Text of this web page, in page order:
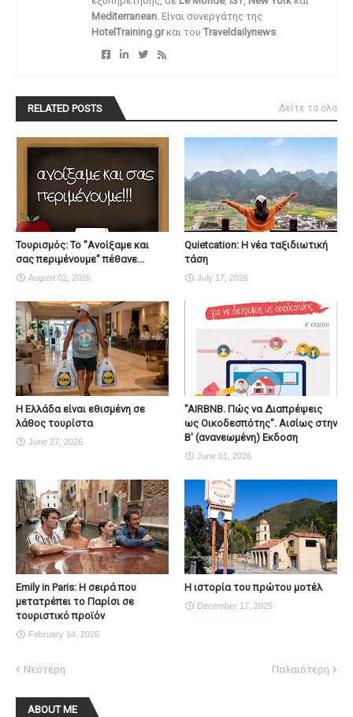
Mediterranean. Είναι συνεργάτης της
HotelTraining.grκαι του Traveldailynews.
RELATED POSTS Δείτε τα όλα
Τουρισμός: Το "Ανοίξαμε και
σας περιμένουμε" πέθανε...
August 02, 2026
Quietcation: Η νέα ταξιδιωτική
τάση
July 17, 2026
Η Ελλάδα είναι εθισμένη σε
λάθος τουρίστα
June 27, 2026
"AIRBNB. Πώς να Διαπρέψεις
ως Οικοδεσπότης". Αισίως στην
Β' (ανανεωμένη) Εκδοση
June 01, 2026
Emily in Paris: Η σειρά που
μετατρέπει το Παρίσι σε
τουριστικό προϊόν
February 14, 2026
Η ιστορία του πρώτου μοτέλ
December 17, 2025
Νεότερη Παλαιότερη
ABOUT ME